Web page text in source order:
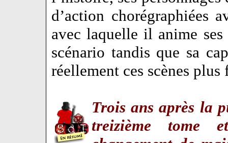
d’action chorégraphiées
avec laquelle il anime ses
scénario tandis que sa
réellement ces scènes
Trois ans après la
treizième tome